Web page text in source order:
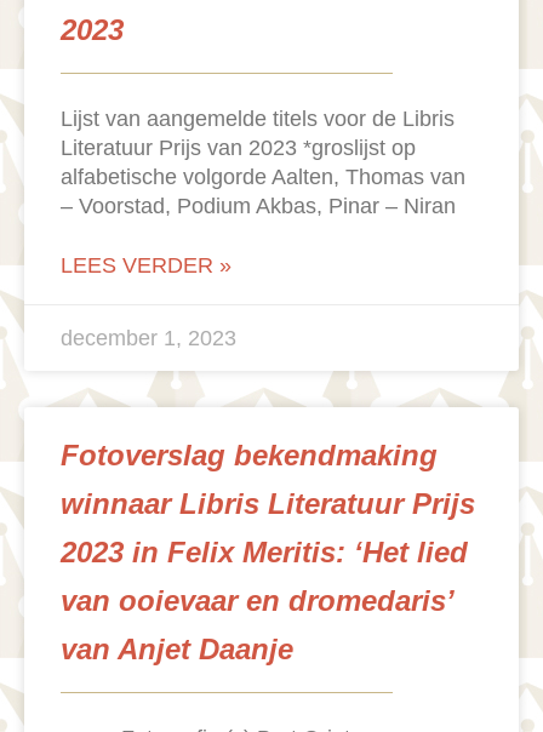
2023
Lijst van aangemelde titels voor de Libris
Literatuur Prijs van 2023 *groslijst op
alfabetische volgorde Aalten, Thomas van
– Voorstad, Podium Akbas, Pinar – Niran
LEES VERDER »
december 1, 2023
Fotoverslag bekendmaking
winnaar Libris Literatuur Prijs
2023 in Felix Meritis: ‘Het lied
van ooievaar en dromedaris’
van Anjet Daanje